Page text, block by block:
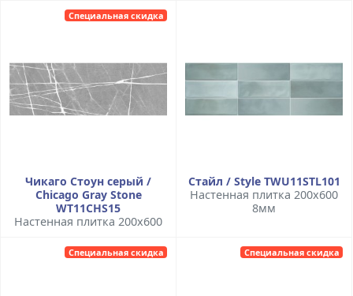
Специальная скидка
Чикаго Стоун серый /
Chicago Gray Stone
WT11CHS15
Настенная плитка 200x600
Стайл / Style TWU11STL101
Настенная плитка 200x600
8мм
Специальная скидка Специальная скидка